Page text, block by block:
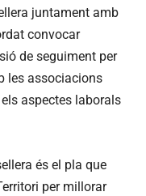
juntament amb
convocar
de seguiment per
les associacions
aspectes laborals
és el pla que
per millorar